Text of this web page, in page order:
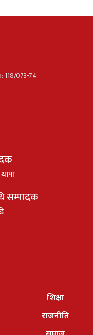
118/073-74
सम्पादक
शिक्षा
राजनीति